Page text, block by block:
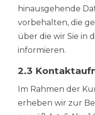
hinausgehende
vorbehalten, die
über die wir Sie in
informieren.
2.3
Im Rahmen der
erheben wir zur